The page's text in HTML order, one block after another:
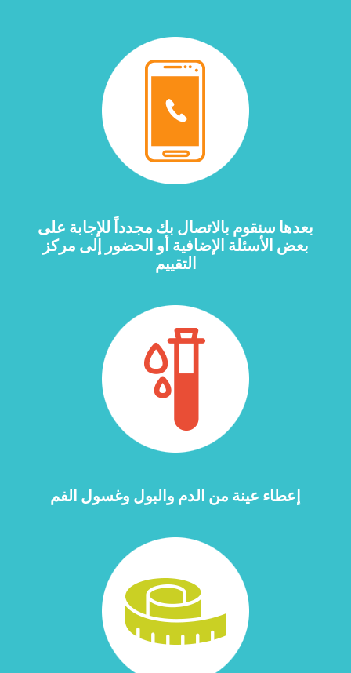
بعدها سنقوم بالاتصال بك مجدداً للإجابة على
بعض الأسئلة الإضافية أو الحضور إلى مركز
التقييم
إعطاء عينة من الدم والبول وغسول الفم